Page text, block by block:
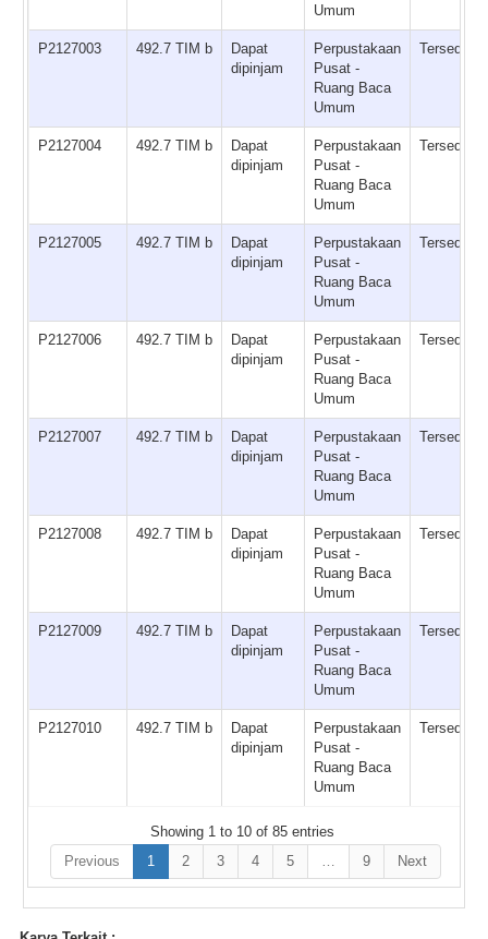
Umum
P2127003 492.7 TIM b
Dapat
dipinjam
Perpustakaan
Pusat -
Ruang Baca
Umum
Tersedia
P2127004 492.7 TIM b
Dapat
dipinjam
Perpustakaan
Pusat -
Ruang Baca
Umum
Tersedia
P2127005 492.7 TIM b
Dapat
dipinjam
Perpustakaan
Pusat -
Ruang Baca
Umum
Tersedia
P2127006 492.7 TIM b
Dapat
dipinjam
Perpustakaan
Pusat -
Ruang Baca
Umum
Tersedia
P2127007 492.7 TIM b
Dapat
dipinjam
Perpustakaan
Pusat -
Ruang Baca
Umum
Tersedia
P2127008 492.7 TIM b
Dapat
dipinjam
Perpustakaan
Pusat -
Ruang Baca
Umum
Tersedia
P2127009 492.7 TIM b
Dapat
dipinjam
Perpustakaan
Pusat -
Ruang Baca
Umum
Tersedia
P2127010 492.7 TIM b
Dapat
dipinjam
Perpustakaan
Pusat -
Ruang Baca
Umum
Tersedia
Showing 1 to 10 of 85 entries
Previous
1 2 3 4 5 … 9 Next